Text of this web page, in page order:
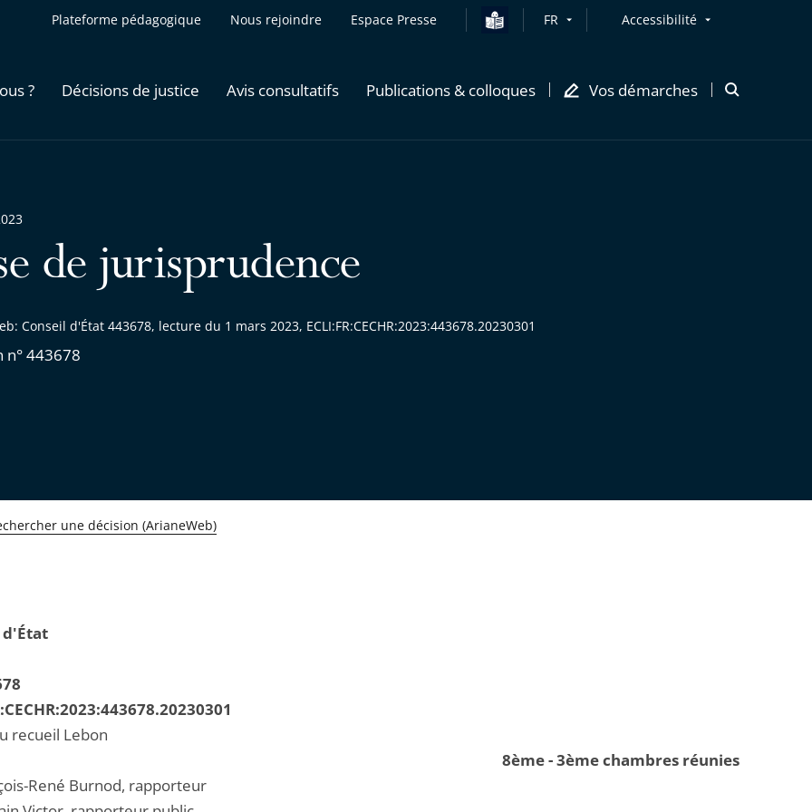
Plateforme pédagogique Nous rejoindre Espace Presse FR Accessibilité
? Décisions de justice Avis consultatifs Publications & colloques Vos démarches
Ouvrir
de jurisprudence
Conseil d'État 443678, lecture du 1 mars 2023, ECLI:FR:CECHR:2023:443678.20230301
n° 443678
une décision (ArianeWeb)
d'État
recueil Lebon
8ème - 3ème chambres réunies
René Burnod, rapporteur